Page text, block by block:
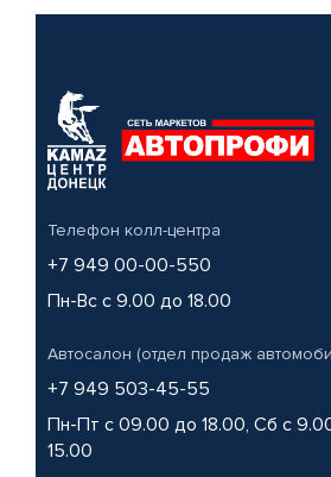
Телефон колл-центра
+7 949 00-00-550
Пн-Вс с 9.00 до 18.00
Автосалон (отдел продаж
+7 949 503-45-55
Пн-Пт с 09.00 до 18.00, Сб с
15.00